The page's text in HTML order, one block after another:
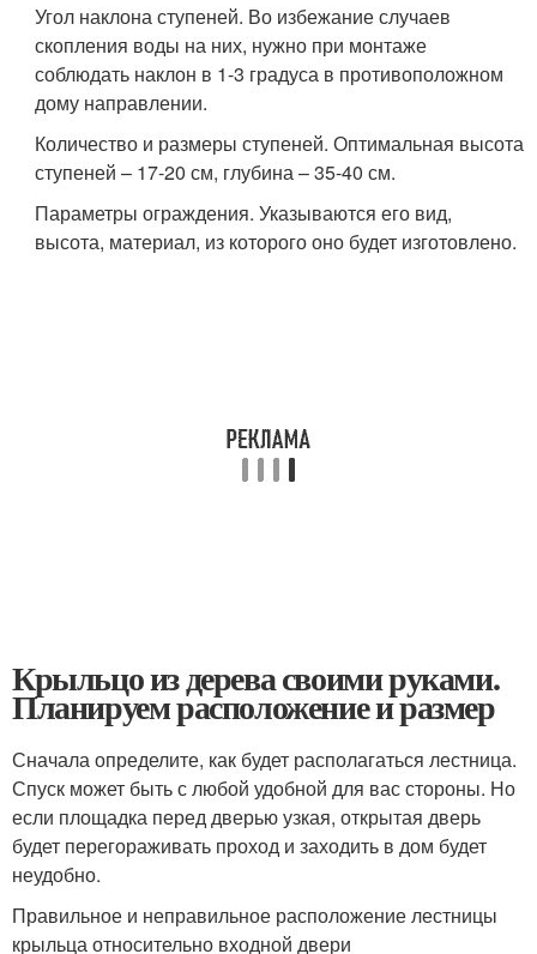
Угол наклона ступеней. Во избежание случаев
скопления воды на них, нужно при монтаже
соблюдать наклон в 1-3 градуса в противоположном
дому направлении.
Количество и размеры ступеней. Оптимальная высота
ступеней – 17-20 см, глубина – 35-40 см.
Параметры ограждения. Указываются его вид,
высота, материал, из которого оно будет изготовлено.
Крыльцо из дерева своими руками.
Планируем расположение и размер
Сначала определите, как будет располагаться лестница.
Спуск может быть с любой удобной для вас стороны. Но
если площадка перед дверью узкая, открытая дверь
будет перегораживать проход и заходить в дом будет
неудобно.
Правильное и неправильное расположение лестницы
крыльца относительно входной двери